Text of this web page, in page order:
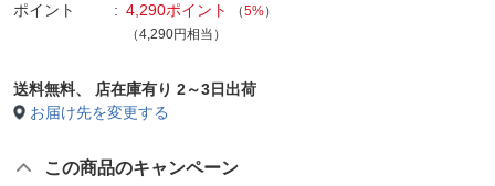
ポイント 4,290ポイント （5%）
（4,290円相当）
送料無料、
店在庫有り 2～3日出荷
お届け先を変更する
この商品のキャンペーン